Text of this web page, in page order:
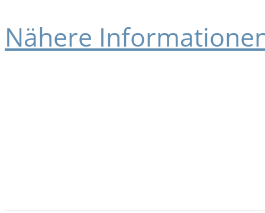
Nähere